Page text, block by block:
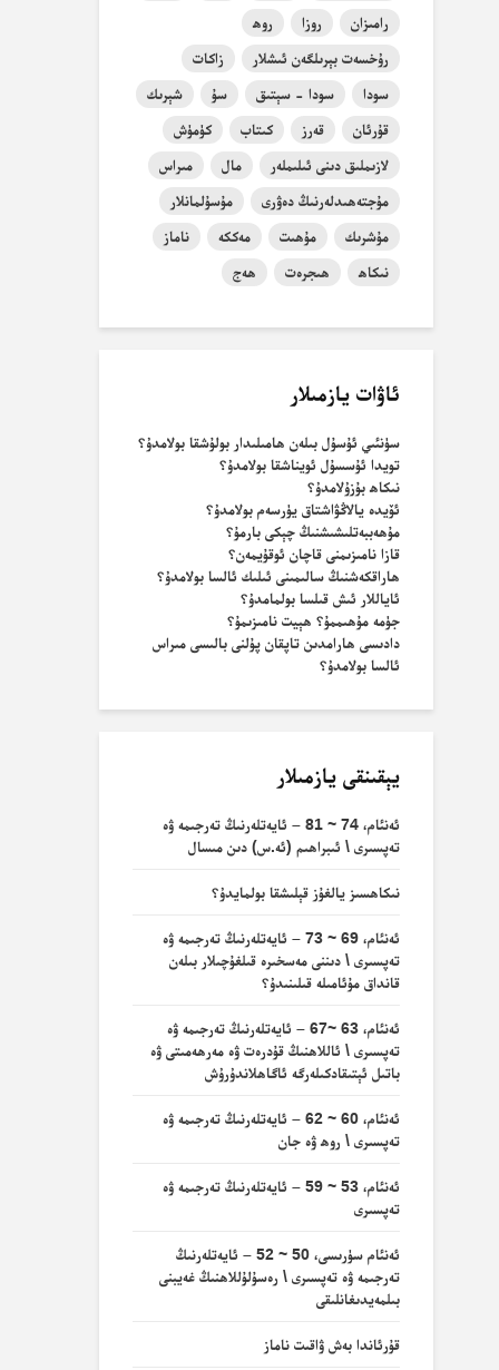
رامىزان روزا
روھ
رۇخسەت بېرىلگەن ئىشلار
زاكات
سودا
سودا - سېتىق سۇ
شېرىك
قۇرئان
قەرز كىتاب
كۈمۈش
لازىملىق دىنى ئىلىملەر
مال
مىراس
مۇجتەھىدلەرنىڭ دەۋرى
مۇسۇلمانلار
مۇشرىك
مۇھىت مەككە
ناماز
نىكاھ
ھىجرەت ھەج
ئاۋات يازمىلار
سۈنئىي ئۇسۇل بىلەن ھامىلىدار بولۇشقا بولامدۇ؟
تويدا ئۇسسۇل ئويناشقا بولامدۇ؟
نىكاھ بۇزۇلامدۇ؟
ئۆيدە يالاڭۋاشتاق يۈرسەم بولامدۇ؟
مۇھەببەتلىشىشنىڭ چېكى بارمۇ؟
قازا نامىزىمنى قاچان ئوقۇيمەن؟
ھاراقكەشنىڭ سالىمىنى ئىلىك ئالسا بولامدۇ؟
ئاياللار ئىش قىلسا بولمامدۇ؟
جۈمە مۇھىممۇ؟ ھېيت نامىزىمۇ؟
دادىسى ھارامدىن تاپقان پۇلنى بالىسى مىراس
ئالسا بولامدۇ؟
يېقىنقى يازمىلار
ئەنئام، 74 ~ 81 – ئايەتلەرنىڭ تەرجىمە ۋە
تەپسىرى \ ئىبراھىم (ئە.س) دىن مىسال
نىكاھسىز يالغۇز قېلىشقا بولمايدۇ؟
ئەنئام، 69 ~ 73 – ئايەتلەرنىڭ تەرجىمە ۋە
تەپسىرى \ دىننى مەسخىرە قىلغۇچىلار بىلەن
قانداق مۇئامىلە قىلىنىدۇ؟
ئەنئام، 63 ~67 – ئايەتلەرنىڭ تەرجىمە ۋە
تەپسىرى \ ئاللاھنىڭ قۇدرەت ۋە مەرھەمىتى ۋە
باتىل ئېتىقادكىلەرگە ئاگاھلاندۇرۇش
ئەنئام، 60 ~ 62 – ئايەتلەرنىڭ تەرجىمە ۋە
تەپسىرى \ روھ ۋە جان
ئەنئام، 53 ~ 59 – ئايەتلەرنىڭ تەرجىمە ۋە
تەپسىرى
ئەنئام سۈرىسى، 50 ~ 52 – ئايەتلەرنىڭ
تەرجىمە ۋە تەپسىرى \ رەسۇلۇللاھنىڭ غەيبنى
بىلمەيدىغانلىقى
قۇرئاندا بەش ۋاقىت ناماز